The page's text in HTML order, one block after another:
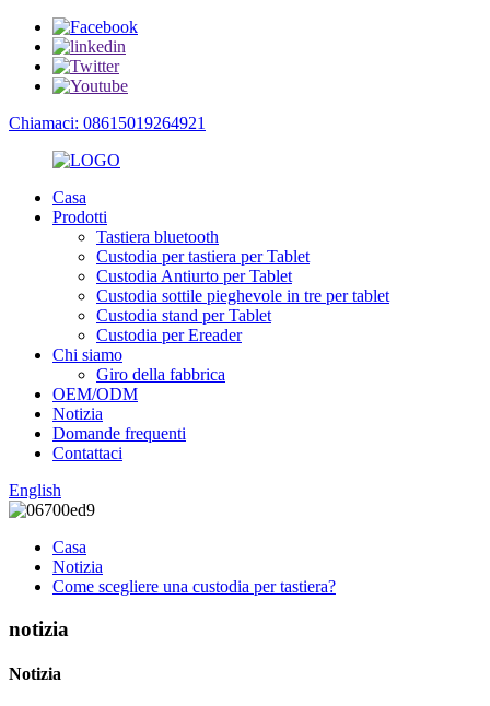
Chiamaci: 08615019264921
Casa
Prodotti
Tastiera bluetooth
Custodia per tastiera per Tablet
Custodia Antiurto per Tablet
Custodia sottile pieghevole in tre per tablet
Custodia stand per Tablet
Custodia per Ereader
Chi siamo
Giro della fabbrica
OEM/ODM
Notizia
Domande frequenti
Contattaci
English
Casa
Notizia
Come scegliere una custodia per tastiera?
notizia
Notizia